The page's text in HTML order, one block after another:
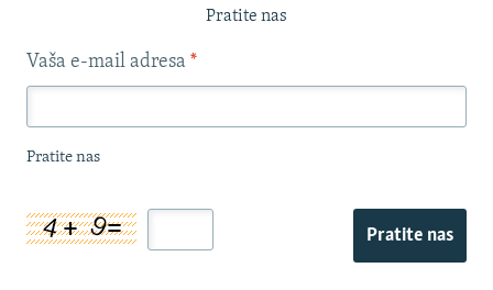
Pratite nas
Vaša e-mail adresa *
Pratite nas
Pratite nas